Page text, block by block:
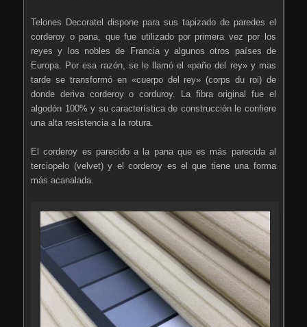
Telones Decoratel dispone para sus tapizado de paredes el
corderoy o pana, que fue utilizado por primera vez por los
reyes y los nobles de Francia y algunos otros países de
Europa. Por esa razón, se le llamó el «paño del rey» y mas
tarde se transformó en «cuerpo del rey» (corps du roi) de
donde deriva corderoy o corduroy. La fibra original fue el
algodón 100% y su característica de construcción le confiere
una alta resistencia a la rotura.
El corderoy es parecido a la pana que es más parecida al
terciopelo (velvet) y el corderoy es el que tiene una forma
más acanalada.